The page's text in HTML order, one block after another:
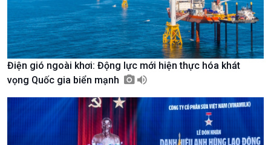
Giới thiệu
Thời sự 6h
Điện gió ngoài khơi: Động lực mới hiện thực hóa khát
vọng Quốc gia biển mạnh